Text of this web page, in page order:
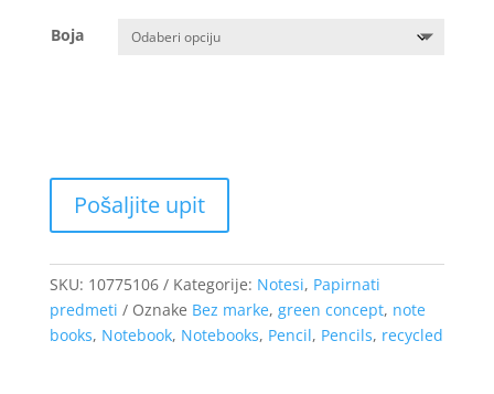
Boja
SKU: 10775106 Kategorije: Notesi, Papirnati
predmeti
Oznake Bez marke, green concept, note
books, Notebook, Notebooks, Pencil, Pencils, recycled